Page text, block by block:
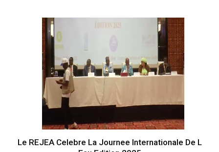
Le REJEA Celebre La Journee Internationale De L